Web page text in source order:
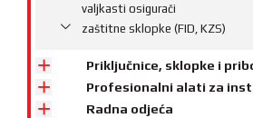
valjkasti osigurači
zaštitne sklopke (FID, KZS)
Priključnice, sklopke i
Profesionalni alati za
Radna odjeća